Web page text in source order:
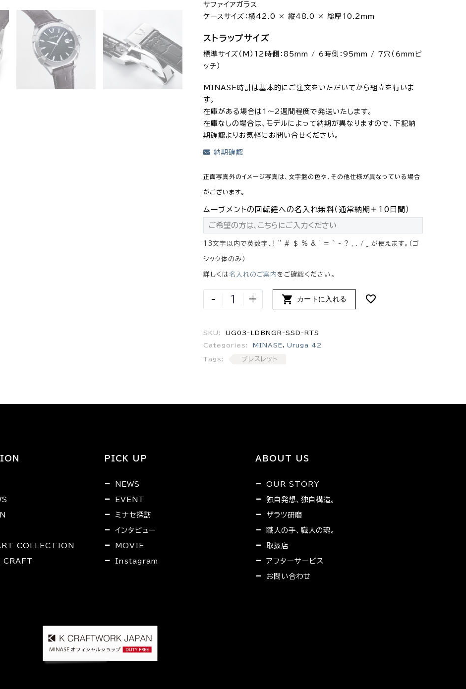
サファイアガラス
ケースサイズ：横42.0 × 縦48.0 × 総厚10.2mm
ストラップサイズ
標準サイズ（M）12時側：85mm / 6時側：95mm / 7穴（6mmピ
ッチ）
MINASE時計は基本的にご注文をいただいてから組立を行いま
す。
在庫がある場合は1～2週間程度で発送いたします。
在庫なしの場合は、モデルによって納期が異なりますので、下記納
期確認よりお気軽にお問い合せください。
納期確認
正面写真外のイメージ写真は、文字盤の色や、その他仕様が異なっている場合
がございます。
ムーブメントの回転錘への名入れ無料（通常納期＋10日間）
13文字以内で英数字、! " # $ % & ' = ~ - ? , . / _ が使えます。（ゴ
シック体のみ）
詳しくは 名入れのご案内をご確認ください。
- +  カートに入れる
SKU:
UG03-LDBNGR-SSD-RTS
Categories:
MINASE,Uruga 42
Tags: ブレスレット
COLLECTION
CRAFT
PICK UP
NEWS
EVENT
ミナセ探訪
インタビュー
MOVIE
Instagram
ABOUT US
OUR STORY
独自発想、独自構造。
ザラツ研磨
職人の手、職人の魂。
取扱店
アフターサービス
お問い合わせ